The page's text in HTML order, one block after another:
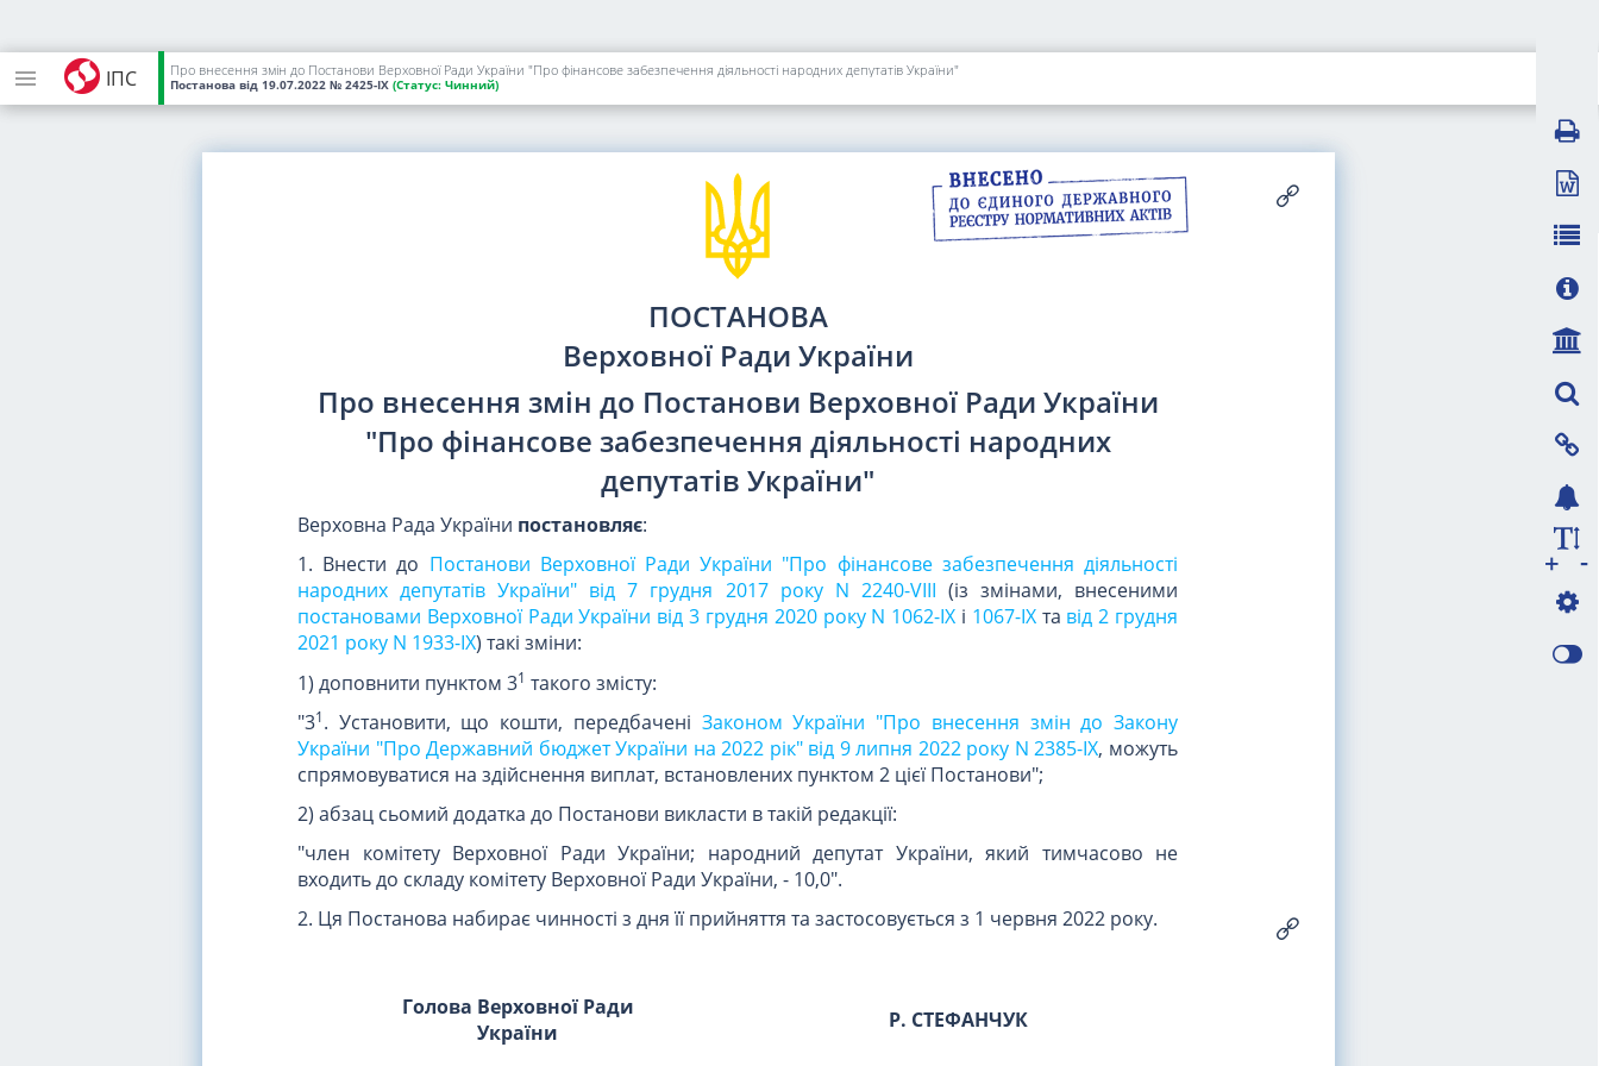
ІПС Про внесення змін до Постанови Верховної Ради України "Про фінансове забезпечення діяльності народних депутатів України"
Постанова від 19.07.2022 № 2425-IX (Статус: Чинний)
ПОСТАНОВА
Верховної Ради України
Про внесення змін до Постанови Верховної Ради України
"Про фінансове забезпечення діяльності народних
депутатів України"
Верховна Рада України постановляє:
1. Внести до Постанови Верховної Ради України "Про фінансове забезпечення діяльності
народних депутатів України" від 7 грудня 2017 року N 2240-VIII (із змінами, внесеними
постановами Верховної Ради України від 3 грудня 2020 року N 1062-IX і 1067-IXта від 2 грудня
2021 року N 1933-IX) такі зміни:
1) доповнити пунктом 31 такого змісту:
"31. Установити, що кошти, передбачені Законом України "Про внесення змін до Закону
України "Про Державний бюджет України на 2022 рік" від 9 липня 2022 року N 2385-IX, можуть
спрямовуватися на здійснення виплат, встановлених пунктом 2 цієї Постанови";
2) абзац сьомий додатка до Постанови викласти в такій редакції:
"член комітету Верховної Ради України; народний депутат України, який тимчасово не
входить до складу комітету Верховної Ради України, - 10,0".
2. Ця Постанова набирає чинності з дня її прийняття та застосовується з 1 червня 2022 року.
Голова Верховної Ради
України
Р. СТЕФАНЧУК
-
+